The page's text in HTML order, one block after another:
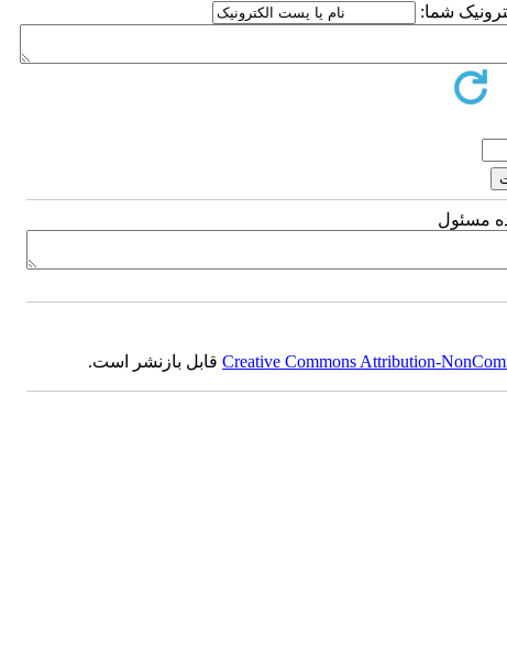
شما:
مسئول
Creative Commons Attribution-قابل بازنشر است.